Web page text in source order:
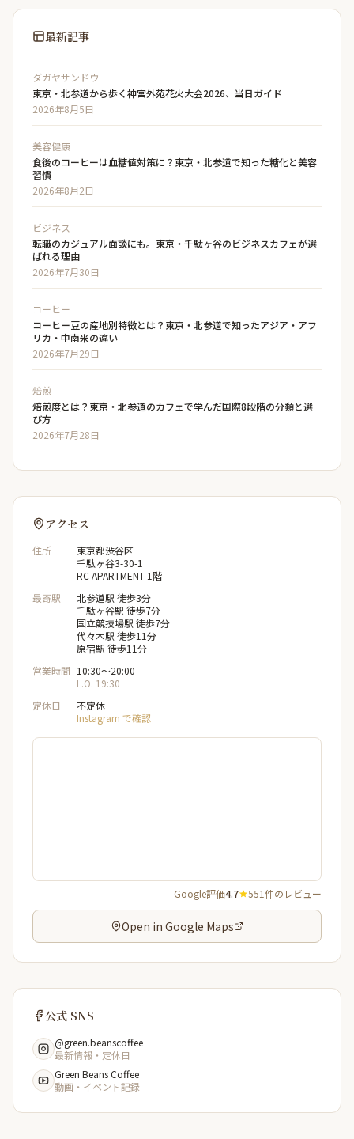
最新記事
ダガヤサンドウ
東京・北参道から歩く神宮外苑花火大会2026、当日ガイド
2026年8月5日
美容健康
食後のコーヒーは血糖値対策に？東京・北参道で知った糖化と美容
習慣
2026年8月2日
ビジネス
転職のカジュアル面談にも。東京・千駄ヶ谷のビジネスカフェが選
ばれる理由
2026年7月30日
コーヒー
コーヒー豆の産地別特徴とは？東京・北参道で知ったアジア・アフ
リカ・中南米の違い
2026年7月29日
焙煎
焙煎度とは？東京・北参道のカフェで学んだ国際8段階の分類と選
び方
2026年7月28日
アクセス
住所
東京都渋谷区
千駄ヶ谷3-30-1
RC APARTMENT 1階
最寄駅
北参道駅 徒歩3分
千駄ヶ谷駅 徒歩7分
国立競技場駅 徒歩7分
代々木駅 徒歩11分
原宿駅 徒歩11分
営業時間 10:30〜20:00
L.O. 19:30
定休日
不定休
Instagram で確認
Google評価4.7 551件のレビュー
Open in Google Maps
公式 SNS
@green.beanscoffee
最新情報・定休日
Green Beans Coffee
動画・イベント記録